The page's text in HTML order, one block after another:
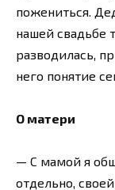
пожениться.
нашей свадьбе
разводилась,
него понятие
О матери
— С мамой я
отдельно,